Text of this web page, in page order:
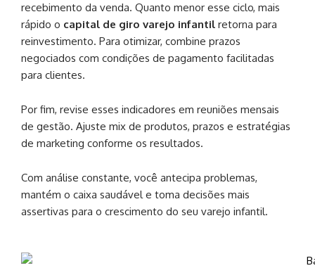
recebimento da venda. Quanto menor esse ciclo, mais
rápido o capital de giro varejo infantil retorna para
reinvestimento. Para otimizar, combine prazos
negociados com condições de pagamento facilitadas
para clientes.
Por fim, revise esses indicadores em reuniões mensais
de gestão. Ajuste mix de produtos, prazos e estratégias
de marketing conforme os resultados.
Com análise constante, você antecipa problemas,
mantém o caixa saudável e toma decisões mais
assertivas para o crescimento do seu varejo infantil.